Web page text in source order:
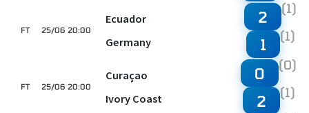
25/06 20:00
FT
Ecuador
Germany
2 (1)
1 (1)
25/06 20:00
FT
Curaçao
Ivory Coast
0 (0)
2 (1)